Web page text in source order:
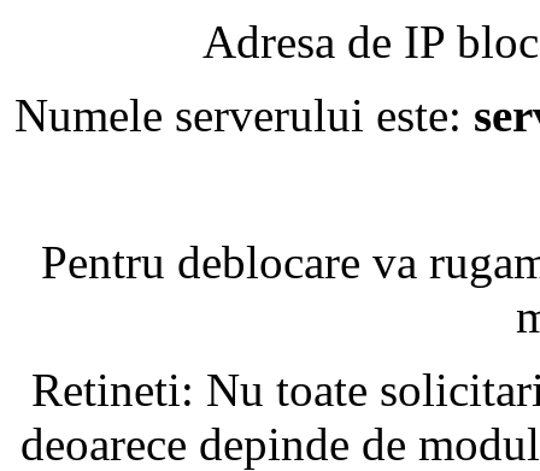
Adresa de IP
Numele serverului este:
Pentru deblocare va
Retineti: Nu toate
deoarece depinde de